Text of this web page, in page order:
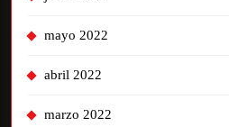
mayo 2022
abril 2022
marzo 2022